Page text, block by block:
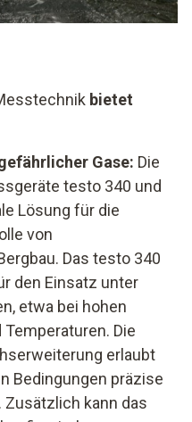
bietet
Gase: Die
testo 340 und
Lösung für die
von
Das testo 340
den Einsatz unter
etwa bei hohen
Die
erlaubt
Bedingungen präzise
kann das